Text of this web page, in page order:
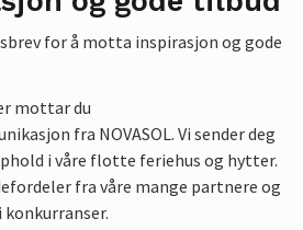
for å motta inspirasjon og gode
mottar du
fra NOVASOL. Vi sender deg
i våre flotte feriehus og hytter.
fra våre mange partnere og